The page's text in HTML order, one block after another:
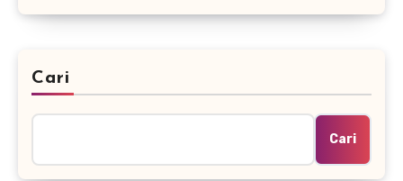
Cari
Cari